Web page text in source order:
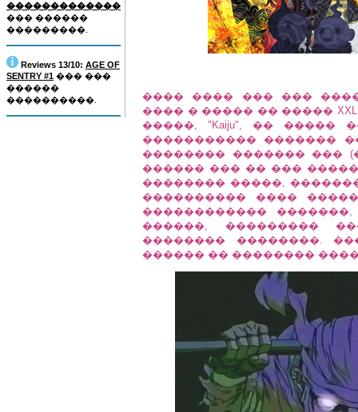
�������������
��� ������
���������.
Reviews 13/10: AGE OF
SENTRY #1 ��� ���
������
����������.
���� ���� ��� ���
���� � ����� �� �����
�����, "Kaiju", ��
����������� �������
�������� ������� ���
������ ��� �� ���
�������� �����,
���������� ����
������������
������, ���������
�������� ��������.
������ �� ��������